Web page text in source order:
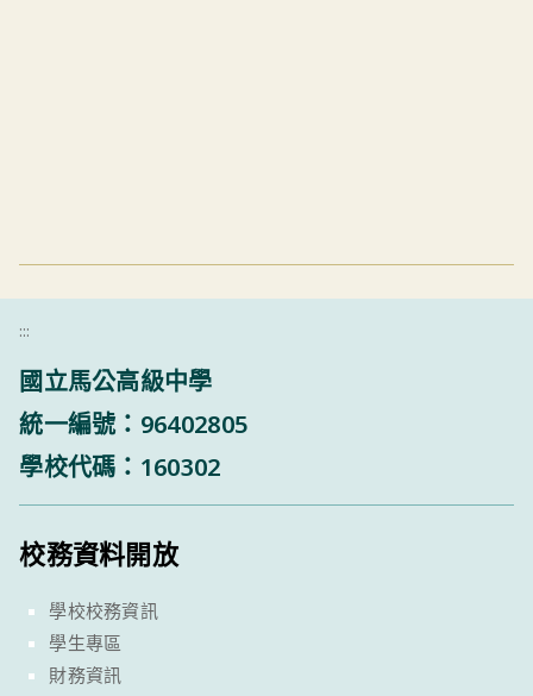
:::
國立馬公高級中學
統一編號：96402805
學校代碼：160302
校務資料開放
學校校務資訊
學生專區
財務資訊